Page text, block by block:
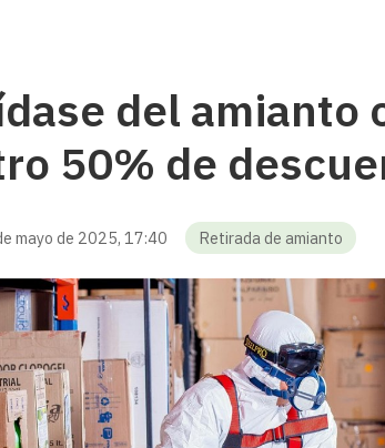
del amianto
50% de
mayo de 2025, 17:40 Retirada de amianto